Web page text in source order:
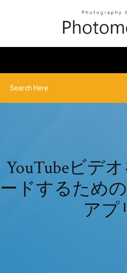
YouTubeビデ
ードするため
アプ